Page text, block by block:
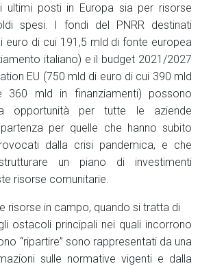
ultimi posti in Europa sia per risorse
spesi. I fondi del PNRR destinati
euro di cui 191,5 mld di fonte europea
italiano) e il budget 2021/2027
EU (750 mld di euro di cui 390 mld
mld in finanziamenti) possono
opportunità per tutte le aziende
per quelle che hanno subito
dalla crisi pandemica, e che
un piano di investimenti
risorse comunitarie.
risorse in campo, quando si tratta di
ostacoli principali nei quali incorrono
“ripartire” sono rappresentati da una
sulle normative vigenti e dalla